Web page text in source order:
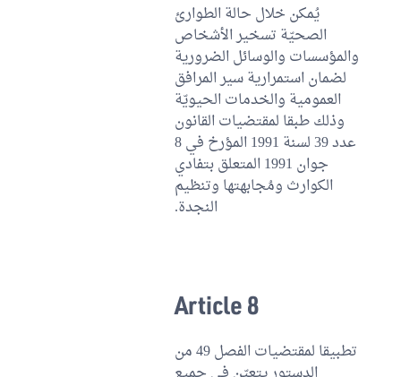
يُمكن خلال حالة الطوارئ
الصحيّة تسخير الأشخاص
والمؤسسات والوسائل الضرورية
لضمان استمرارية سير المرافق
العمومية والخدمات الحيويّة
وذلك طبقا لمقتضيات القانون
عدد 39 لسنة 1991 المؤرخ في 8
جوان 1991 المتعلق بتفادي
الكوارث ومُجابهتها وتنظيم
النجدة.
Article 8
تطبيقا لمقتضيات الفصل 49 من